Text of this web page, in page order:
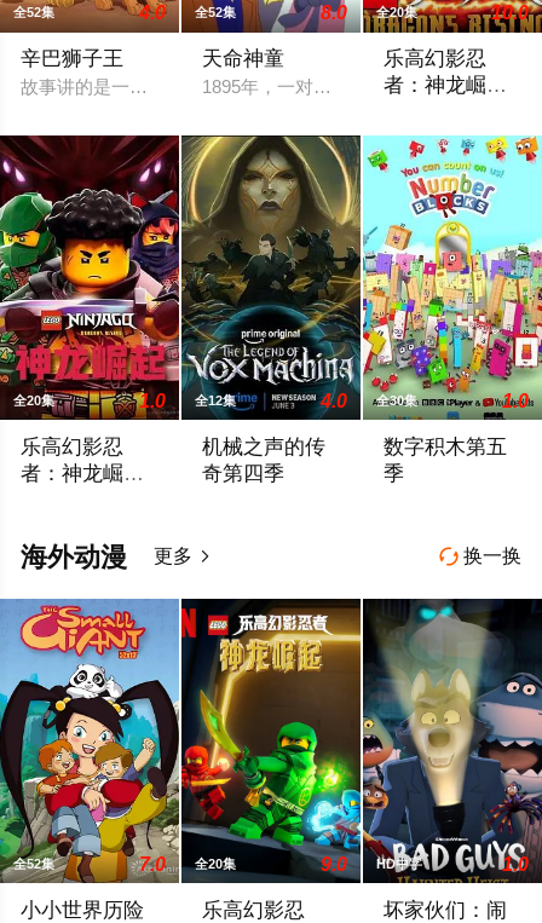
全52集 4.0
辛巴狮子王
故事讲的是一个叫辛巴的小狮子在困难中进行历练，最终成为
全52集 8.0
天命神童
1895年，一对男女神童降世。两个孩子
全20集 10.0
乐高幻影忍
者：神龙崛起
全20集 1.0
乐高幻影忍
者：神龙崛起
全12集 4.0
机械之声的传
奇第四季
全30集 1.0
数字积木第五
季
 换一换
海外动漫 更多 
全52集 7.0
小小世界历险
全20集 9.0
乐高幻影忍
HD中字 1.0
坏家伙们：闹